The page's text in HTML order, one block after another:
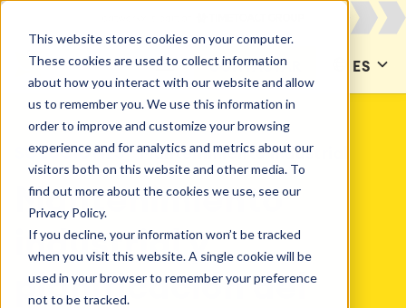
This website stores cookies on your computer.
These cookies are used to collect information
about how you interact with our website and allow
us to remember you. We use this information in
order to improve and customize your browsing
experience and for analytics and metrics about our
visitors both on this website and other media. To
find out more about the cookies we use, see our
Privacy Policy.
If you decline, your information won’t be tracked
when you visit this website. A single cookie will be
used in your browser to remember your preference
not to be tracked.
CONTACTAR ES
SOLUCIONES Mantenimiento industrial
Mantenimiento
industrial y
planificación del